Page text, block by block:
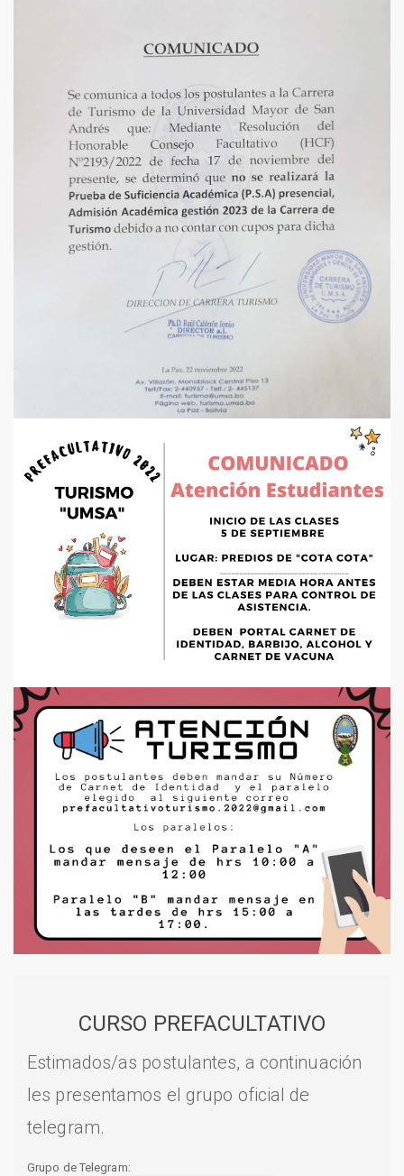
CURSO PREFACULTATIVO
Estimados/as postulantes, a continuación
les presentamos el grupo oficial de
telegram.
Grupo de Telegram: